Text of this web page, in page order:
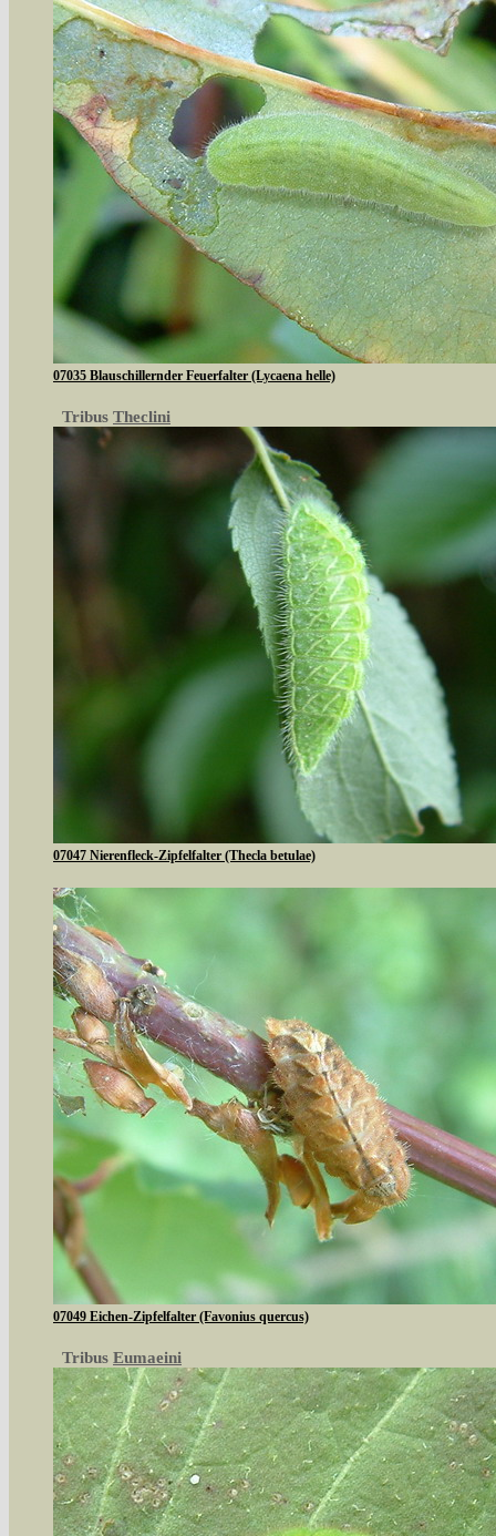
07035 Blauschillernder Feuerfalter (Lycaena helle)
Tribus Theclini
07047 Nierenfleck-Zipfelfalter (Thecla betulae)
07049 Eichen-Zipfelfalter (Favonius quercus)
Tribus Eumaeini